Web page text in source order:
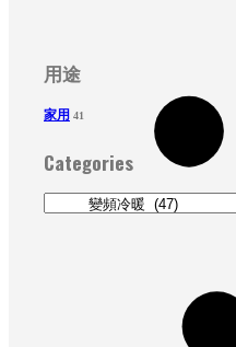
用途
家用 41
Categories